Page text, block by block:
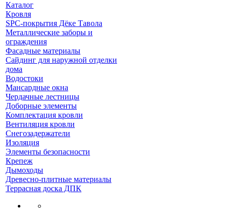
Каталог
Кровля
SPC-покрытия Дёке Тавола
Металлические заборы и
ограждения
Фасадные материалы
Сайдинг для наружной отделки
дома
Водостоки
Мансардные окна
Чердачные лестницы
Доборные элементы
Комплектация кровли
Вентиляция кровли
Снегозадержатели
Изоляция
Элементы безопасности
Крепеж
Дымоходы
Древесно-плитные материалы
Террасная доска ДПК